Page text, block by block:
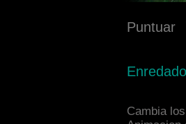
Puntuar
Cambia